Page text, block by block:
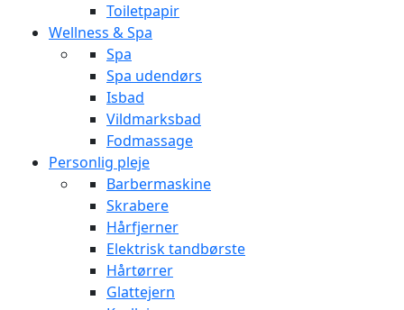
Toiletpapir
Wellness & Spa
Spa
Spa udendørs
Isbad
Vildmarksbad
Fodmassage
Personlig pleje
Barbermaskine
Skrabere
Hårfjerner
Elektrisk tandbørste
Hårtørrer
Glattejern